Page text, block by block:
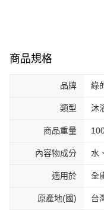
商品規格
品牌 綠
類型 沐
商品重量
內容物成分 水
適用於 全
原產地(國) 台